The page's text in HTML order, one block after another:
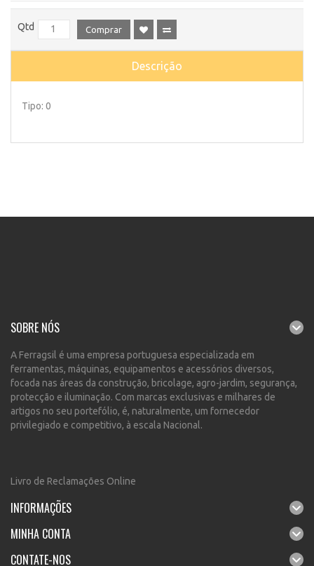
Qtd Comprar
Descrição
Tipo: 0
SOBRE NÓS
A Ferragsil é uma empresa portuguesa especializada em
ferramentas, máquinas, equipamentos e acessórios diversos,
focada nas áreas da construção, bricolage, agro-jardim, segurança,
protecção e iluminação. Com marcas exclusivas e milhares de
artigos no seu portefólio, é, naturalmente, um fornecedor
privilegiado e competitivo, à escala Nacional.
Livro de Reclamações Online
INFORMAÇÕES
MINHA CONTA
CONTATE-NOS